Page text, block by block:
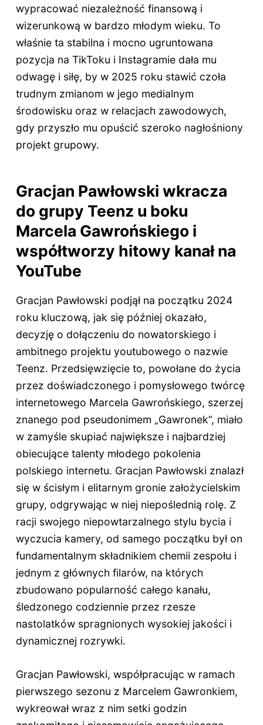
wypracować niezależność finansową i
wizerunkową w bardzo młodym wieku. To
właśnie ta stabilna i mocno ugruntowana
pozycja na TikToku i Instagramie dała mu
odwagę i siłę, by w 2025 roku stawić czoła
trudnym zmianom w jego medialnym
środowisku oraz w relacjach zawodowych,
gdy przyszło mu opuścić szeroko nagłośniony
projekt grupowy.
Gracjan Pawłowski wkracza
do grupy Teenz u boku
Marcela Gawrońskiego i
współtworzy hitowy kanał na
YouTube
Gracjan Pawłowski podjął na początku 2024
roku kluczową, jak się później okazało,
decyzję o dołączeniu do nowatorskiego i
ambitnego projektu youtubowego o nazwie
Teenz. Przedsięwzięcie to, powołane do życia
przez doświadczonego i pomysłowego twórcę
internetowego Marcela Gawrońskiego, szerzej
znanego pod pseudonimem „Gawronek”, miało
w zamyśle skupiać największe i najbardziej
obiecujące talenty młodego pokolenia
polskiego internetu. Gracjan Pawłowski znalazł
się w ścisłym i elitarnym gronie założycielskim
grupy, odgrywając w niej niepoślednią rolę. Z
racji swojego niepowtarzalnego stylu bycia i
wyczucia kamery, od samego początku był on
fundamentalnym składnikiem chemii zespołu i
jednym z głównych filarów, na których
zbudowano popularność całego kanału,
śledzonego codziennie przez rzesze
nastolatków spragnionych wysokiej jakości i
dynamicznej rozrywki.
Gracjan Pawłowski, współpracując w ramach
pierwszego sezonu z Marcelem Gawronkiem,
wykreował wraz z nim setki godzin